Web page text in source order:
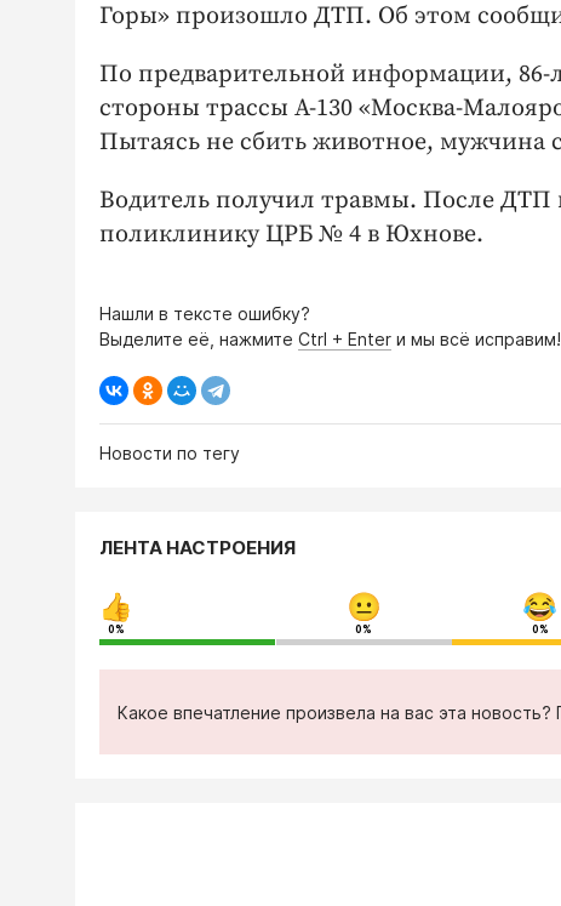
Горы» произошло ДТП. Об этом
По предварительной информации, 86-
стороны трассы А-130 «Москва-
Пытаясь не сбить животное, мужчина
Водитель получил травмы. После ДТП
поликлинику ЦРБ № 4 в Юхнове.
Нашли в тексте ошибку?
Выделите её, нажмите Ctrl + Enter и мы всё исправим!
Новости по тегу
ЛЕНТА НАСТРОЕНИЯ
0% 0% 0%
Какое впечатление произвела на вас эта новость?